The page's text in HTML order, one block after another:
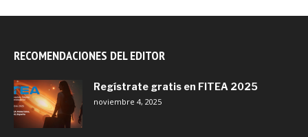
RECOMENDACIONES DEL EDITOR
Regístrate gratis en FITEA 2025
noviembre 4, 2025